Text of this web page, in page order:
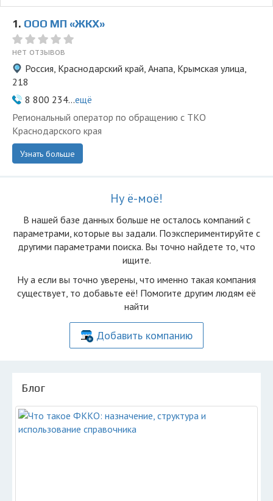
1. ООО МП «ЖКХ»
нет отзывов
Россия, Краснодарский край, Анапа, Крымская улица,
218
8 800 234...ещё
Региональный оператор по обращению с ТКО
Краснодарского края
Узнать больше
Ну ё-моё!
В нашей базе данных больше не осталоcь компаний с
параметрами, которые вы задали. Поэкспериментируйте с
другими параметрами поиска. Вы точно найдете то, что
ищите.
Ну а если вы точно уверены, что именно такая компания
существует, то добавьте её! Помогите другим людям её
найти
Добавить компанию
Блог